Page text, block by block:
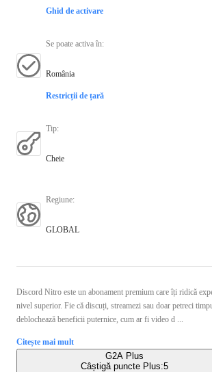
Ghid de activare
Se poate activa în:
România
Restricții de țară
Tip:
Cheie
Regiune:
GLOBAL
Discord Nitro este un abonament premium care îți ridică
nivel superior. Fie că discuți, streamezi sau doar petreci
deblochează beneficii puternice, cum ar fi video d ...
Citește mai mult
G2A Plus
Câștigă puncte Plus:5